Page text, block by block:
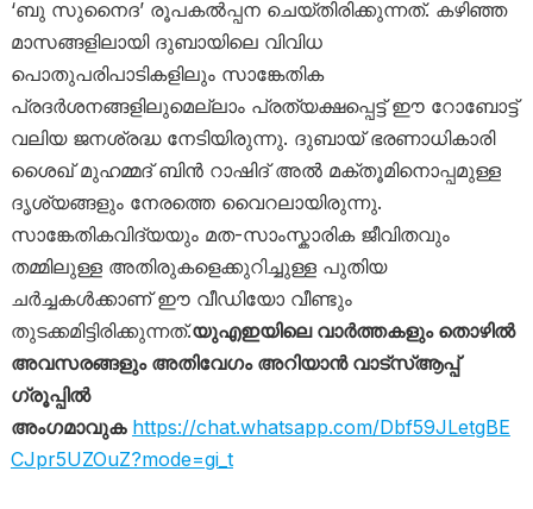
‘ബു സുനൈദ’ രൂപകൽപ്പന ചെയ്തിരിക്കുന്നത്. കഴിഞ്ഞ
മാസങ്ങളിലായി ദുബായിലെ വിവിധ
പൊതുപരിപാടികളിലും സാങ്കേതിക
പ്രദർശനങ്ങളിലുമെല്ലാം പ്രത്യക്ഷപ്പെട്ട് ഈ റോബോട്ട്
വലിയ ജനശ്രദ്ധ നേടിയിരുന്നു. ദുബായ് ഭരണാധികാരി
ശൈഖ് മുഹമ്മദ് ബിൻ റാഷിദ് അൽ മക്തൂമിനൊപ്പമുള്ള
ദൃശ്യങ്ങളും നേരത്തെ വൈറലായിരുന്നു.
സാങ്കേതികവിദ്യയും മത-സാംസ്കാരിക ജീവിതവും
തമ്മിലുള്ള അതിരുകളെക്കുറിച്ചുള്ള പുതിയ
ചർച്ചകൾക്കാണ് ഈ വീഡിയോ വീണ്ടും
തുടക്കമിട്ടിരിക്കുന്നത്.യുഎഇയിലെ വാർത്തകളും തൊഴിൽ
അവസരങ്ങളും അതിവേഗം അറിയാൻ വാട്സ്ആപ്പ്
ഗ്രൂപ്പിൽ
അംഗമാവുക https://chat.whatsapp.com/Dbf59JLetgBE
CJpr5UZOuZ?mode=gi_t